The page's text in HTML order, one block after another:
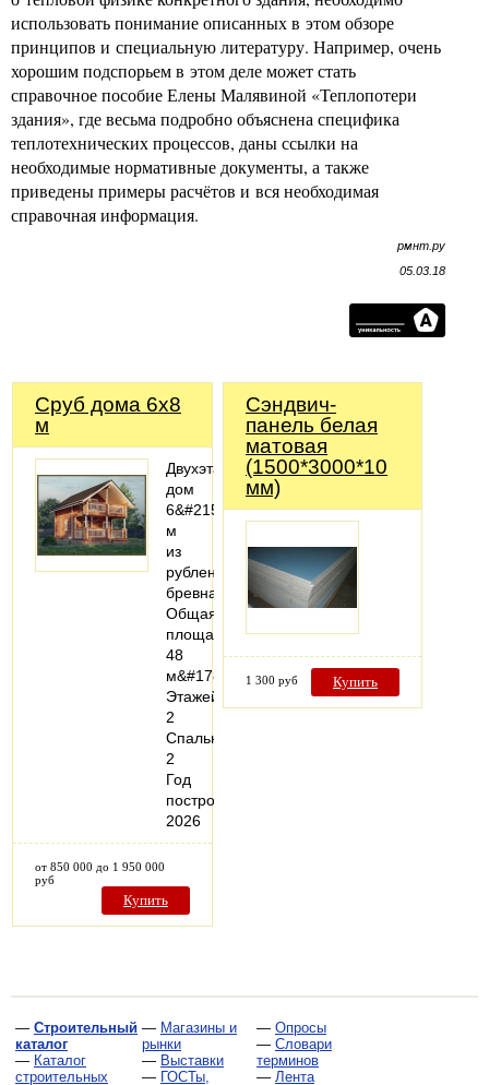
использовать понимание описанных в этом обзоре
принципов и специальную литературу. Например, очень
хорошим подспорьем в этом деле может стать
справочное пособие Елены Малявиной «Теплопотери
здания», где весьма подробно объяснена специфика
теплотехнических процессов, даны ссылки на
необходимые нормативные документы, а также
приведены примеры расчётов и вся необходимая
справочная информация.
рмнт.ру
05.03.18
Сруб дома 6x8
м
Двухэтажный
дом
6&#215;8
м
из
рубленого
бревна
Общая
площадь:
48
м&#178;
Этажей:
2
Спальни:
2
Год
постройки:
2026
от 850 000 до 1 950 000
руб
Купить
Сэндвич-
панель белая
матовая
(1500*3000*10
мм)
1 300 руб Купить
— Строительный
каталог
— Каталог
строительных
— Магазины и
рынки
— Выставки
— ГОСТы,
— Опросы
— Словари
терминов
— Лента